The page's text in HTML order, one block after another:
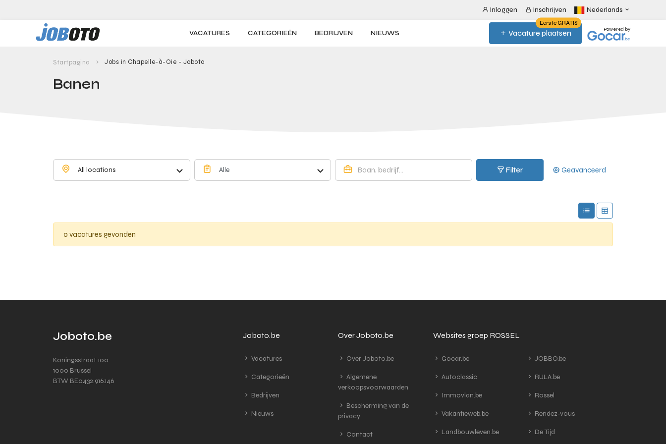
Inloggen Inschrijven Nederlands
VACATURES CATEGORIEËN BEDRIJVEN NIEUWS Vacature plaatsen
Eerste GRATIS
Powered by
Startpagina Jobs in Chapelle-à-Oie - Joboto
Banen
All locations Alle Filter Geavanceerd
0 vacatures gevonden
Joboto.be
Koningsstraat 100
1000 Brussel
BTW BE0432.916.146
Joboto.be
Vacatures
Categorieën
Bedrijven
Nieuws
Over Joboto.be
Over Joboto.be
Algemene
verkoopsvoorwaarden
Bescherming van de
privacy
Contact
Websites groep ROSSEL
Gocar.be
Autoclassic
Immovlan.be
Vakantieweb.be
Landbouwleven.be
JOBBO.be
RULA.be
Rossel
Rendez-vous
De Tijd